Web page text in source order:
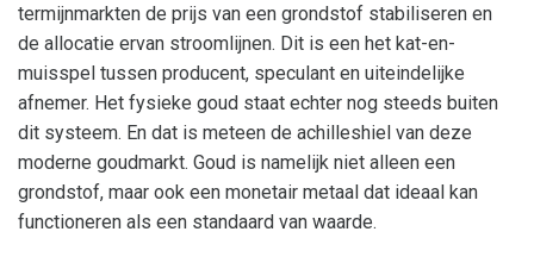
termijnmarkten de prijs van een grondstof stabiliseren en
de allocatie ervan stroomlijnen. Dit is een het kat-en-
muisspel tussen producent, speculant en uiteindelijke
afnemer. Het fysieke goud staat echter nog steeds buiten
dit systeem. En dat is meteen de achilleshiel van deze
moderne goudmarkt. Goud is namelijk niet alleen een
grondstof, maar ook een monetair metaal dat ideaal kan
functioneren als een standaard van waarde.